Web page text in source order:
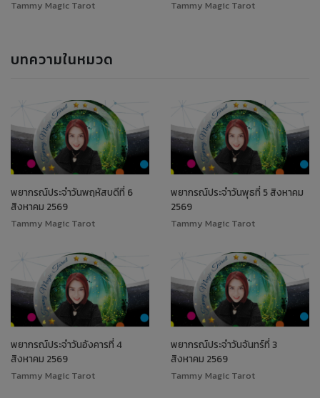
Tammy Magic Tarot Tammy Magic Tarot
บทความในหมวด
พยากรณ์ประจำวันพฤหัสบดีที่ 6
สิงหาคม 2569
Tammy Magic Tarot
พยากรณ์ประจำวันพุธที่ 5 สิงหาคม
2569
Tammy Magic Tarot
พยากรณ์ประจำวันอังคารที่ 4
สิงหาคม 2569
Tammy Magic Tarot
พยากรณ์ประจำวันจันทร์ที่ 3
สิงหาคม 2569
Tammy Magic Tarot